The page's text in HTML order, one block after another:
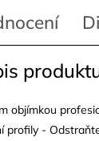
objímkou
profily -